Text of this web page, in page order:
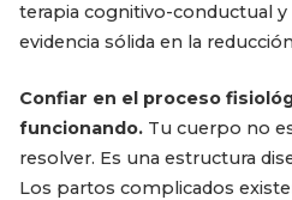
terapia cognitivo-conductual
evidencia sólida en la
Confiar en el proceso
funcionando. Tu cuerpo no
resolver. Es una estructura
Los partos complicados